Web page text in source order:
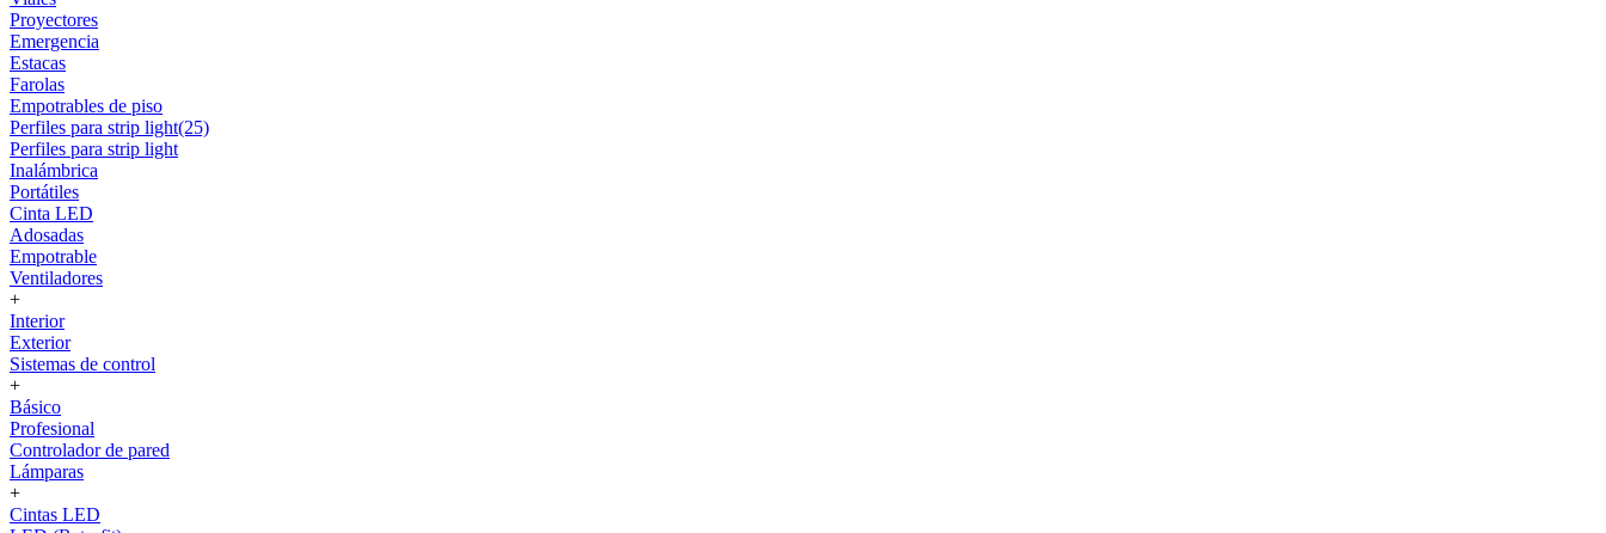
Proyectores
Emergencia
Estacas
Farolas
Empotrables de piso
Perfiles para strip light(25)
Perfiles para strip light
Inalámbrica
Portátiles
Cinta LED
Adosadas
Empotrable
Ventiladores
+
Interior
Exterior
Sistemas de control
+
Básico
Profesional
Controlador de pared
Lámparas
+
Cintas LED